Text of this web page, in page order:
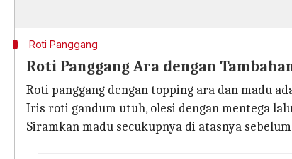
Roti Panggang
Roti Panggang Ara dengan
Roti panggang dengan topping ara dan madu
Iris roti gandum utuh, olesi dengan mentega
Siramkan madu secukupnya di atasnya